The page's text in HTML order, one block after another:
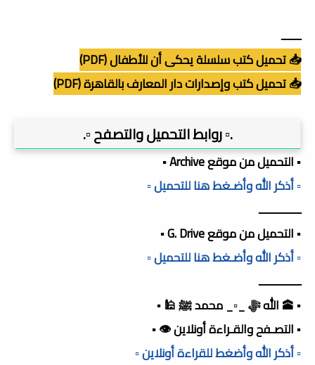
ـــــــ
📥 تحميل كتب سلسلة يحكى أن للأطفال (PDF)
📥 تحميل كتب وإصدارات دار المعارف بالقاهرة (PDF)
.▫️ روابط التحميل والتصفح ▫️.
▪️ التحميل من موقع Archive ▪️
▫️ أذكر الله وأضـغط هنا للتحميل ▫️
ـــــــــــــــ
▪️ التحميل من موقع G. Drive ▪️
▫️ أذكر الله وأضـغط هنا للتحميل ▫️
ـــــــــــــــ
▪️ 🕋 الله ﷻ _▫️_ محمد ﷺ 🕌 ▪️
▪️ التصـفح والقـراءة أونلاين 👁️ ▪️
▫️ أذكر الله وأضغط للقراءة أونلاين ▫️